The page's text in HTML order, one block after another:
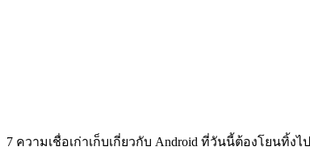
7 ความเชื่อเก่าเก็บเกี่ยวกับ Android ที่วันนี้ต้องโยนทิ้งไป